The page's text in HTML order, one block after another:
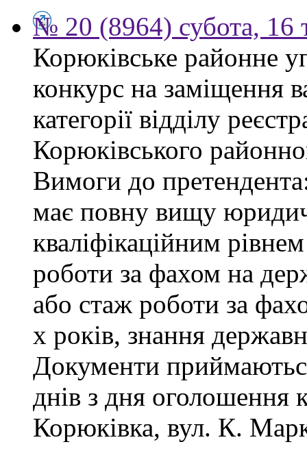
№ 20 (8964) субота, 16
Корюківське районне
конкурс на заміщення
категорії відділу
Корюківського
Вимоги до
має повну вищу
кваліфікаційним
роботи за фахом на
або стаж роботи за
х років, знання
Документи
днів з дня оголошення
Корюківка, вул. К.